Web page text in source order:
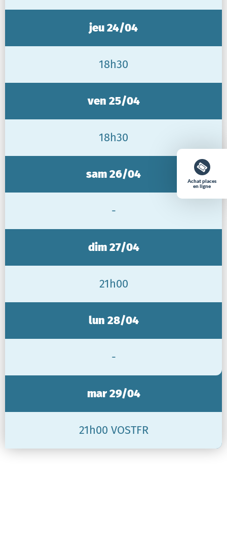
Achat places
en ligne
jeu 24/04
18h30
ven 25/04
18h30
sam 26/04
-
dim 27/04
21h00
lun 28/04
-
mar 29/04
21h00 VOSTFR